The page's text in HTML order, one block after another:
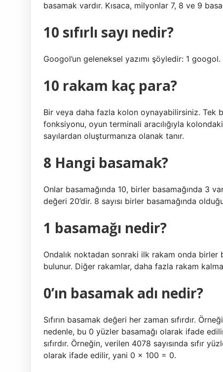
basamak vardır. Kısaca, milyonlar 7, 8 ve 9
10 sıfırlı sayı nedir?
Googol’un geleneksel yazımı şöyledir: 1
10 rakam kaç para?
Bir veya daha fazla kolon oynayabilirsiniz. Tek
fonksiyonu, oyun terminali aracılığıyla
sayılardan oluşturmanıza olanak tanır.
8 Hangi basamak?
Onlar basamağında 10, birler basamağında 3
değeri 20’dir. 8 sayısı birler basamağında
1 basamağı nedir?
Ondalık noktadan sonraki ilk rakam onda birler
bulunur. Diğer rakamlar, daha fazla rakam
0’ın basamak adı nedir?
Sıfırın basamak değeri her zaman sıfırdır.
nedenle, bu 0 yüzler basamağı olarak ifade
sıfırdır. Örneğin, verilen 4078 sayısında sıfır
olarak ifade edilir, yani 0 × 100 = 0.